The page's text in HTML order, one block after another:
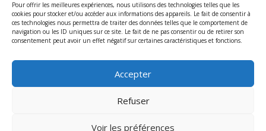
Pour offrir les meilleures expériences, nous utilisons des technologies telles que les
cookies pour stocker et/ou accéder aux informations des appareils. Le fait de consentir à
ces technologies nous permettra de traiter des données telles que le comportement de
navigation ou les ID uniques sur ce site. Le fait de ne pas consentir ou de retirer son
consentement peut avoir un effet négatif sur certaines caractéristiques et fonctions.
Accepter
Refuser
Voir les préférences
« les œuvres présentées sur le site sont protégées par
les lois sur la Propriété Artistique. Toute reproduction
hors consultation individuelle et privée, doit faire l’objet
d’une autorisation préalable de l’ADAGP »